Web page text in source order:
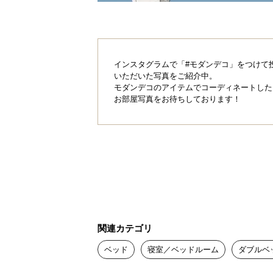
インスタグラムで「#モダンデコ」をつけて
いただいた写真をご紹介中。
モダンデコのアイテムでコーディネートし
お部屋写真をお待ちしております！
関連カテゴリ
ベッド 寝室／ベッドルーム ダブルベ